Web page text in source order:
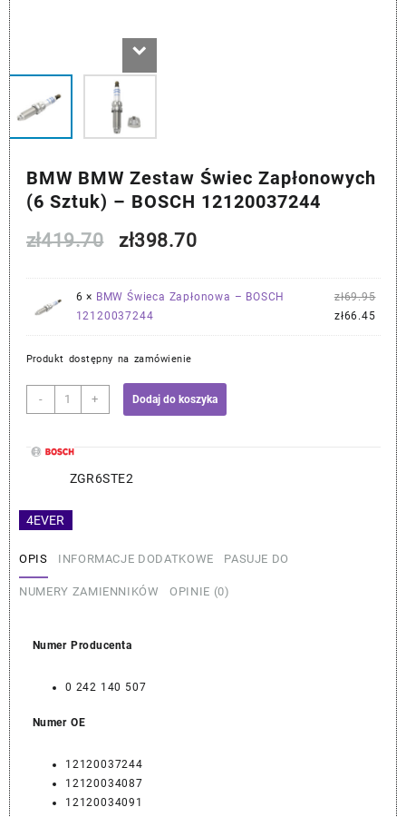
4EVER
BMW BMW Zestaw Świec Zapłonowych
(6 Sztuk) – BOSCH 12120037244
zł419.70
Pierwotna
cena
wynosiła:
zł419.70.
zł398.70Aktualna
cena
6 × BMW Świeca Zapłonowa – BOSCH
12120037244
zł69.95
cena
zł66.45
cena
Produkt dostępny na zamówienie
-
ilość
BMW
Zestaw
(6
Sztuk)
BOSCH
12120037244
+ Dodaj do koszyka
ZGR6STE2
OPIS INFORMACJE DODATKOWE PASUJE DO
NUMERY ZAMIENNIKÓW OPINIE (0)
Numer Producenta
0 242 140 507
Numer OE
12120037244
12120034087
12120034091